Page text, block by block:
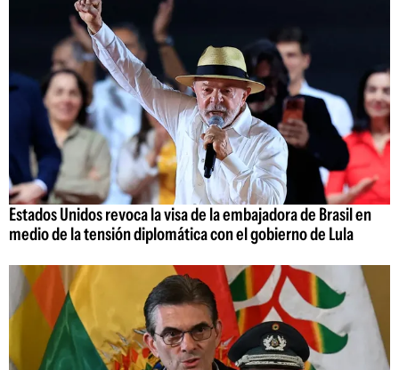
Estados Unidos revoca la visa de la embajadora de Brasil en
medio de la tensión diplomática con el gobierno de Lula